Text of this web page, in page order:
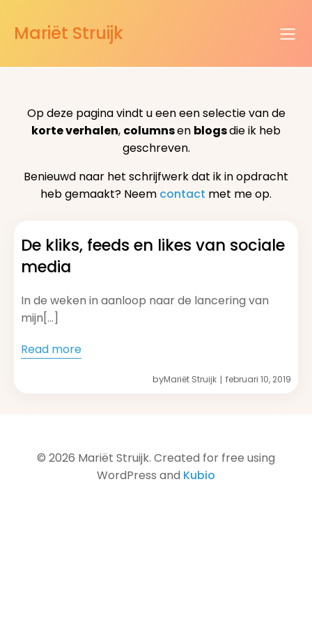
Mariët Struijk
Op deze pagina vindt u een een selectie van de
korte verhalen, columnsen blogsdie ik heb
geschreven.
Benieuwd naar het schrijfwerk dat ik in opdracht
heb gemaakt? Neem contact met me op.
De kliks, feeds en likes van sociale
media
In de weken in aanloop naar de lancering van
mijn[…]
Read more
byMariët Struijk | februari 10, 2019
© 2026 Mariët Struijk. Created for free using
WordPress and Kubio